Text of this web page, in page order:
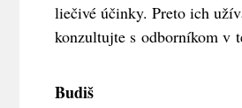
liečivé účinky. Preto ich
konzultujte s odborníkom v
Budiš